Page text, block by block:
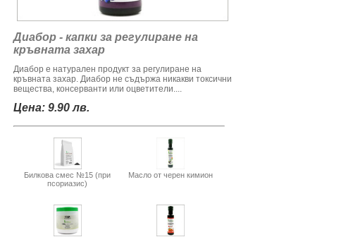
Диабор - капки за регулиране на
кръвната захар
Диабор е натурален продукт за регулиране на
кръвната захар. Диабор не съдържа никакви токсични
вещества, консерванти или оцветители....
Цена: 9.90 лв.
Билкова смес №15 (при
псориазис)
Масло от черен кимион